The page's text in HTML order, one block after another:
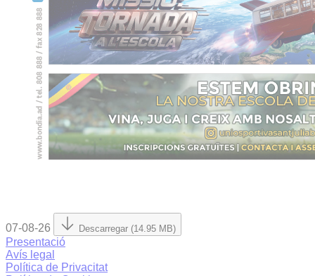
07-08-26 Descarregar (14.95 MB)
Presentació
Avís legal
Política de Privacitat